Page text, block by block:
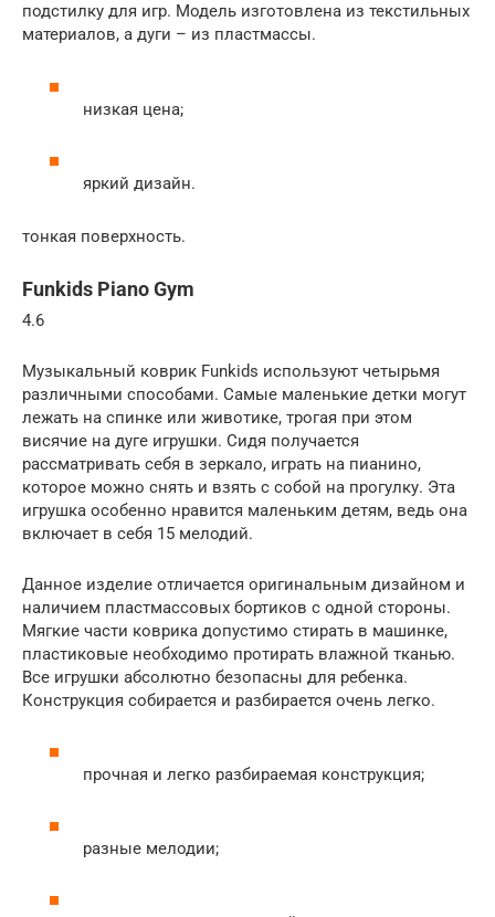
подстилку для игр. Модель изготовлена из текстильных
материалов, а дуги – из пластмассы.
низкая цена;
яркий дизайн.
тонкая поверхность.
Funkids Piano Gym
4.6
Музыкальный коврик Funkids используют четырьмя
различными способами. Самые маленькие детки могут
лежать на спинке или животике, трогая при этом
висячие на дуге игрушки. Сидя получается
рассматривать себя в зеркало, играть на пианино,
которое можно снять и взять с собой на прогулку. Эта
игрушка особенно нравится маленьким детям, ведь она
включает в себя 15 мелодий.
Данное изделие отличается оригинальным дизайном и
наличием пластмассовых бортиков с одной стороны.
Мягкие части коврика допустимо стирать в машинке,
пластиковые необходимо протирать влажной тканью.
Все игрушки абсолютно безопасны для ребенка.
Конструкция собирается и разбирается очень легко.
прочная и легко разбираемая конструкция;
разные мелодии;